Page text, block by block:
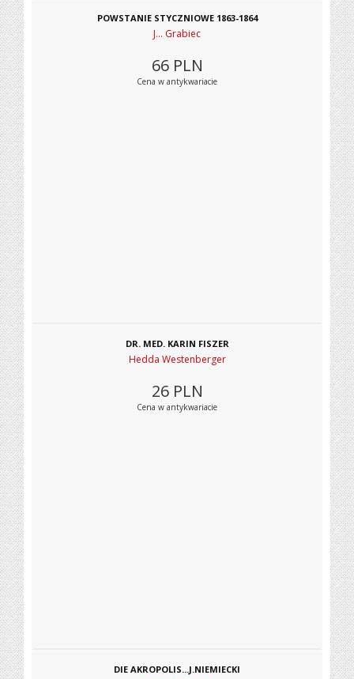
POWSTANIE STYCZNIOWE 1863-1864
J... Grabiec
66 PLN
Cena w antykwariacie
DR. MED. KARIN FISZER
Hedda Westenberger
26 PLN
Cena w antykwariacie
DIE AKROPOLIS...J.NIEMIECKI